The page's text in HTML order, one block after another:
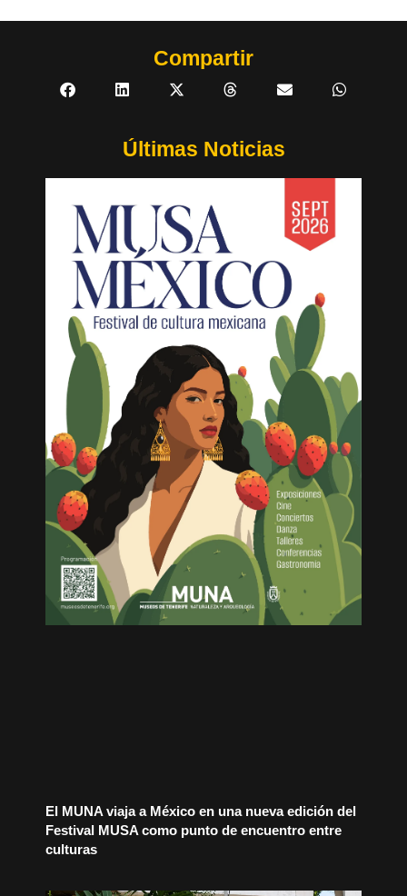
Compartir
Últimas Noticias
El MUNA viaja a México en una nueva edición del
Festival MUSA como punto de encuentro entre
culturas